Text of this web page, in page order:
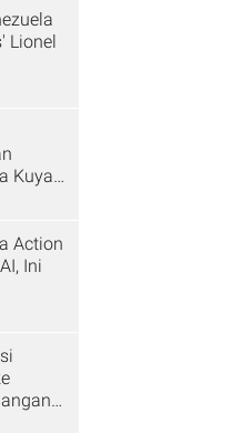
Lionel
Kuya
Action
Ini